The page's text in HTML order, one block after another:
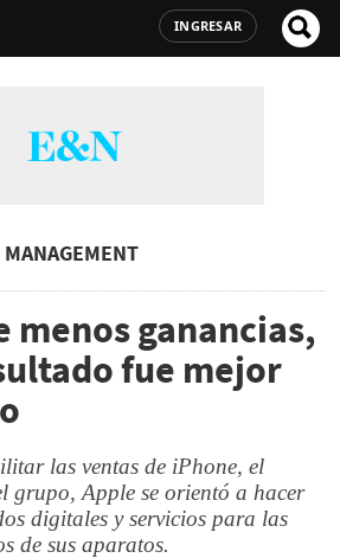
INGRESAR
menos ganancias,
fue mejor
las ventas de iPhone, el
grupo, Apple se orientó a hacer
digitales y servicios para las
de sus aparatos.